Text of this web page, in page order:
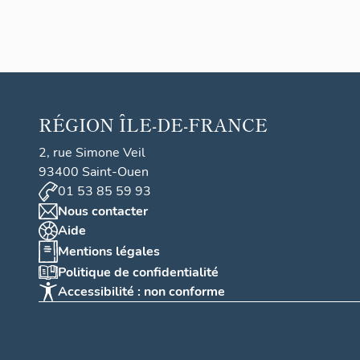
RÉGION ÎLE-DE-FRANCE
2, rue Simone Veil
93400 Saint-Ouen
01 53 85 59 93
Nous contacter
Aide
Mentions légales
Politique de confidentialité
Accessibilité : non conforme